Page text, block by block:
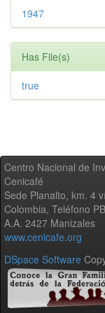
1947
Has File(s)
true
Centro Nacional de
Cenicafé
Sede Planalto, km. 4
Colombia, Teléfono
A.A. 2427 Manizales
www.cenicafe.org
DSpace Software